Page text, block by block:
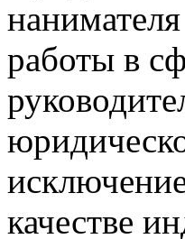
работы в
качестве